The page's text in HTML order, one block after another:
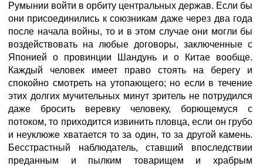
Румынии войти в орбиту центральных держав. Если бы
они присоединились к союзникам даже через два года
после начала войны, то и в этом случае они могли бы
воздействовать на любые договоры, заключенные с
Японией о провинции Шандунь и о Китае вообще.
Каждый человек имеет право стоять на берегу и
спокойно смотреть на утопающего; но если в течение
этих долгих мучительных минут зритель не потрудился
даже бросить веревку человеку, борющемуся с
потоком, то приходится извинить пловца, если он грубо
и неуклюже хватается то за один, то за другой камень.
Бесстрастный наблюдатель, ставший впоследствии
преданным и пылким товарищем и храбрым